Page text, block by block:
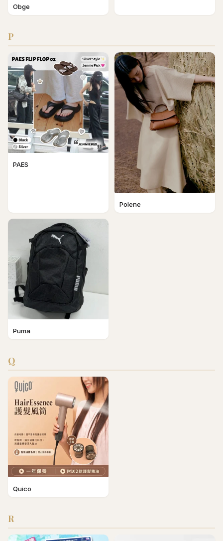
Obge
P
PAES
Polene
Puma
Q
Quico
R